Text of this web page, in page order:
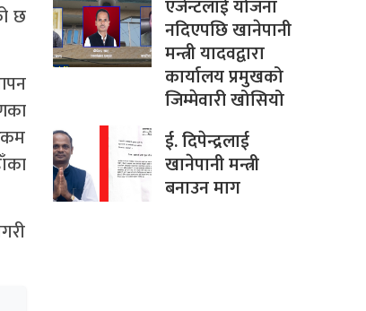
छ
एजेन्टलाई योजना
नदिएपछि खानेपानी
मन्त्री यादवद्वारा
कार्यालय प्रमुखको
जिम्मेवारी खोसियो
ई. दिपेन्द्रलाई
खानेपानी मन्त्री
बनाउन माग